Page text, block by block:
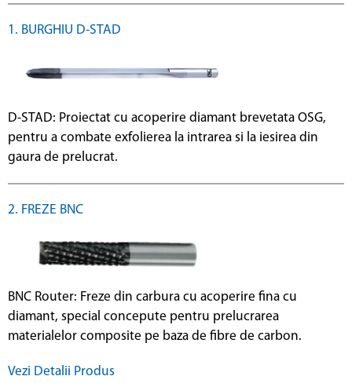
1. BURGHIU D-STAD
D-STAD: Proiectat cu acoperire diamant brevetata OSG,
pentru a combate exfolierea la intrarea si la iesirea din
gaura de prelucrat.
2. FREZE BNC
BNC Router: Freze din carbura cu acoperire fina cu
diamant, special concepute pentru prelucrarea
materialelor composite pe baza de fibre de carbon.
Vezi Detalii Produs